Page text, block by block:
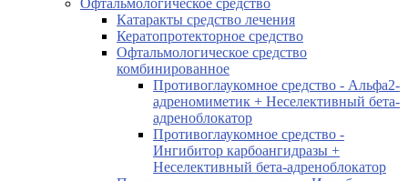
Катаракты средство лечения
Кератопротекторное средство
Офтальмологическое средство
комбинированное
Противоглаукомное средство - Альфа2-
адреномиметик + Неселективный бета-
адреноблокатор
Противоглаукомное средство -
Ингибитор карбоангидразы +
Неселективный бета-адреноблокатор